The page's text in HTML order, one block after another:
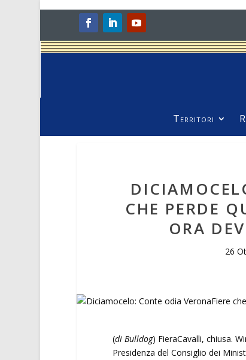
Territori
CHE PERDE
ORA
26
(di Bulldog) FieraCavalli, chiusa.
Presidenza del Consiglio dei